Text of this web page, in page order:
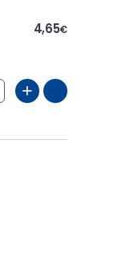
4,65€
+